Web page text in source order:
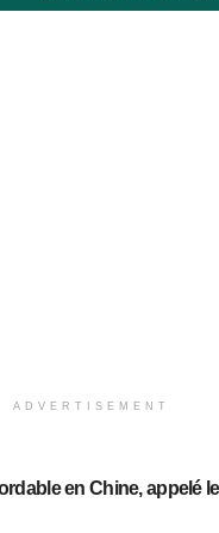
ADVERTISEMENT
en Chine, appelé